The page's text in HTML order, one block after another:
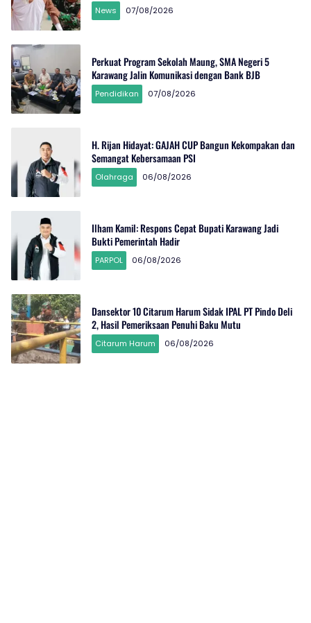
News 07/08/2026
Perkuat Program Sekolah Maung, SMA Negeri 5
Karawang Jalin Komunikasi dengan Bank BJB
Pendidikan 07/08/2026
H. Rijan Hidayat: GAJAH CUP Bangun Kekompakan dan
Semangat Kebersamaan PSI
Olahraga 06/08/2026
Ilham Kamil: Respons Cepat Bupati Karawang Jadi
Bukti Pemerintah Hadir
PARPOL 06/08/2026
Dansektor 10 Citarum Harum Sidak IPAL PT Pindo Deli
2, Hasil Pemeriksaan Penuhi Baku Mutu
Citarum Harum 06/08/2026